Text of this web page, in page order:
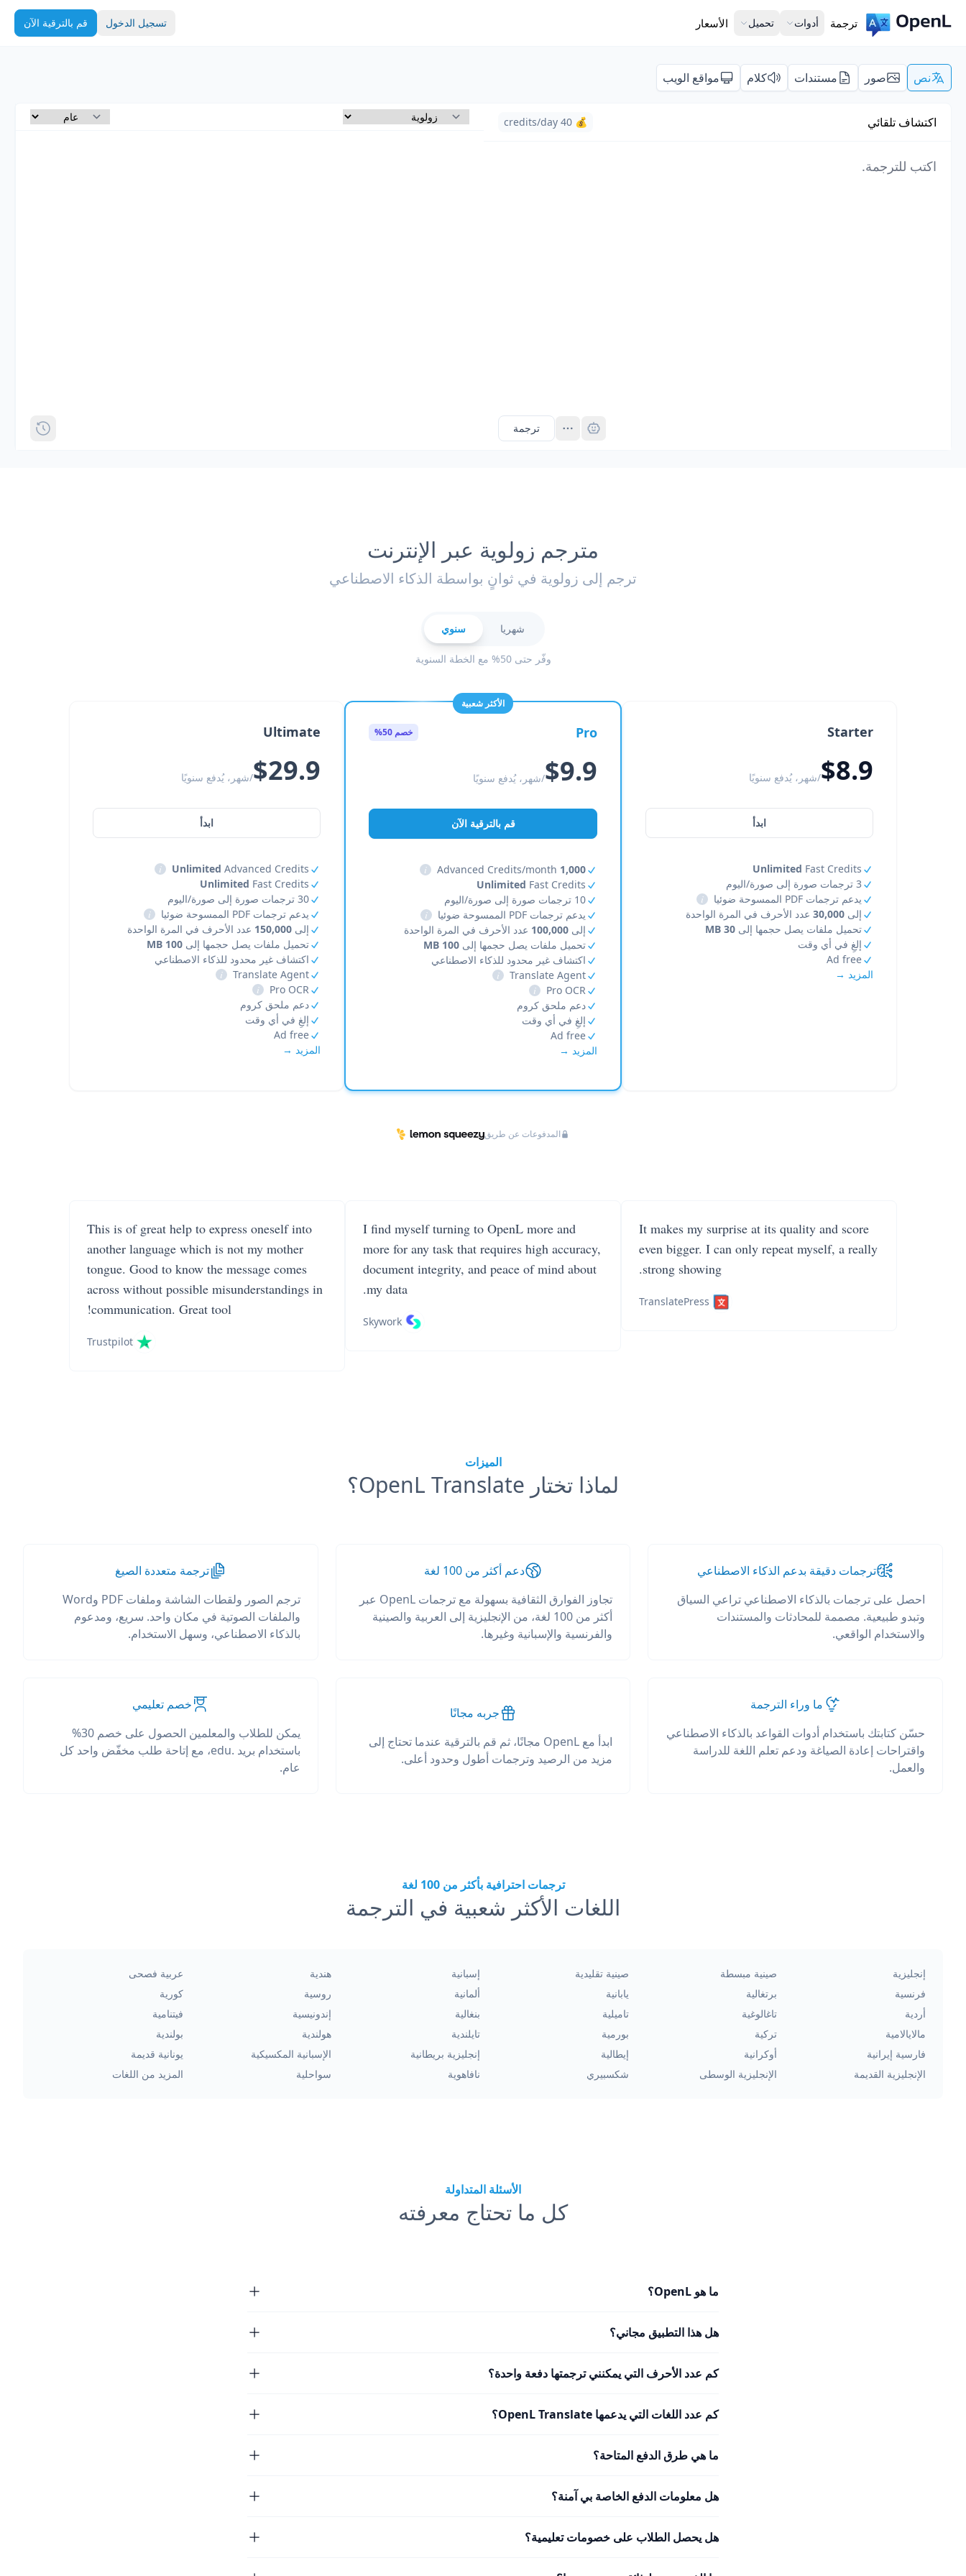
ترجمة أدوات تحميل الأسعار تسجيل الدخول قم بالترقية الآن
نص صور مستندات كلام مواقع الويب
اكتشاف تلقائي 💰 40 credits/day
ترجمة
مترجم زولوية عبر الإنترنت
ترجم إلى زولوية في ثوانٍ بواسطة الذكاء الاصطناعي
شهريا سنوي
وفّر حتى 50% مع الخطة السنوية
Starter
$8.9/شهر، يُدفع سنويًا
ابدأ
Unlimited Fast Credits
3 ترجمات صورة إلى صورة/اليوم
يدعم ترجمات PDF الممسوحة ضوئيا
i
إلى 30,000 عدد الأحرف في المرة الواحدة
تحميل ملفات يصل حجمها إلى 30 MB
إلغِ في أي وقت
Ad free
المزيد →
الأكثر شعبية
Pro خصم 50%
$9.9/شهر، يُدفع سنويًا
قم بالترقية الآن
1,000
i
Unlimited Fast Credits
10 ترجمات صورة إلى صورة/اليوم
يدعم ترجمات PDF الممسوحة ضوئيا
i
إلى100,000 عدد الأحرف في المرة الواحدة
تحميل ملفات يصل حجمها إلى100 MB
اكتشاف غير محدود للذكاء الاصطناعي
Translate Agent
i
Pro OCR
i
دعم ملحق كروم
إلغِ في أي وقت
Ad free
المزيد →
Ultimate
$29.9/شهر، يُدفع سنويًا
ابدأ
Unlimited Advanced Credits
i
Unlimited Fast Credits
30 ترجمات صورة إلى صورة/اليوم
يدعم ترجمات PDF الممسوحة ضوئيا
i
إلى 150,000 عدد الأحرف في المرة الواحدة
تحميل ملفات يصل حجمها إلى 100 MB
اكتشاف غير محدود للذكاء الاصطناعي
Translate Agent
i
Pro OCR
i
دعم ملحق كروم
إلغِ في أي وقت
Ad free
المزيد →
المدفوعات عن طريق
It makes my surprise at its quality and score
even bigger. I can only repeat myself, a really
strong showing.
TranslatePress
I find myself turning to OpenL more and
more for any task that requires high accuracy,
document integrity, and peace of mind about
my data.
Skywork
This is of great help to express oneself into
another language which is not my mother
tongue. Good to know the message comes
across without possible misunderstandings in
communication. Great tool!
Trustpilot
الميزات
لماذا تختار OpenL Translate؟
ترجمات دقيقة بدعم الذكاء الاصطناعي
احصل على ترجمات بالذكاء الاصطناعي تراعي السياق
وتبدو طبيعية. مصممة للمحادثات والمستندات
والاستخدام الواقعي.
دعم أكثر من 100 لغة
تجاوز الفوارق الثقافية بسهولة مع ترجمات OpenL عبر
أكثر من 100 لغة، من الإنجليزية إلى العربية والصينية
والفرنسية والإسبانية وغيرها.
ترجمة متعددة الصيغ
ترجم الصور ولقطات الشاشة وملفات PDF وWord
والملفات الصوتية في مكان واحد. سريع، ومدعوم
بالذكاء الاصطناعي، وسهل الاستخدام.
ما وراء الترجمة
حسّن كتابتك باستخدام أدوات القواعد بالذكاء الاصطناعي
واقتراحات إعادة الصياغة ودعم تعلم اللغة للدراسة
والعمل.
جربه مجانًا
ابدأ مع OpenL مجانًا، ثم قم بالترقية عندما تحتاج إلى
مزيد من الرصيد وترجمات أطول وحدود أعلى.
خصم تعليمي
يمكن للطلاب والمعلمين الحصول على خصم 30%
باستخدام بريد .edu، مع إتاحة طلب مخفّض واحد كل
عام.
ترجمات احترافية بأكثر من 100 لغة
اللغات الأكثر شعبية في الترجمة
إنجليزية صينية مبسطة صينية تقليدية إسبانية هندية
عربية فصحى
فرنسية
برتغالية يابانية ألمانية روسية
كورية
أردية
تاغالوغية تاميلية بنغالية إندونيسية
فيتنامية
مالايالامية
تركية بورمية تايلندية هولندية
بولندية
فارسية إيرانية
أوكرانية إيطالية إنجليزية بريطانية الإسبانية المكسيكية
يونانية قديمة
الإنجليزية القديمة
الإنجليزية الوسطى شكسبيري نافاهوية سواحلية المزيد من اللغات
الأسئلة المتداولة
كل ما تحتاج معرفته
ما هو OpenL؟
هل هذا التطبيق مجاني؟
كم عدد الأحرف التي يمكنني ترجمتها دفعة واحدة؟
كم عدد اللغات التي يدعمها OpenL Translate؟
ما هي طرق الدفع المتاحة؟
هل معلومات الدفع الخاصة بي آمنة؟
هل يحصل الطلاب على خصومات تعليمية؟